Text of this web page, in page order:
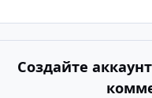
Создайте